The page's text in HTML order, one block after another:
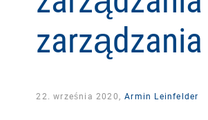
22. września 2020, Armin Leinfelder